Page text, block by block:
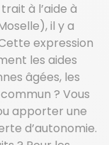
à l’aide à
il y a
expression
les aides
âgées, les
? Vous
apporter une
d’autonomie.